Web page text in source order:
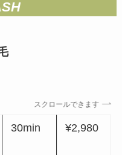
スクロールできます
30min ¥2,980